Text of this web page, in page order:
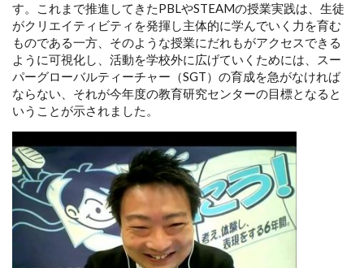
す。これまで推進してきたPBLやSTEAMの授業実践は、生徒
がクリエイティビティを発揮し主体的に学んでいく力を育む
ものである一方、そのような授業にだれもがアクセスできる
ように可視化し、活動を学校外に広げていくためには、スー
パーグローバルティーチャー（SGT）の育成を急がなければ
ならない、それが今年度の教育研究センターの目標となると
いうことが示されました。